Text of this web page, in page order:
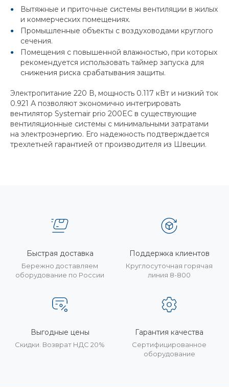
Вытяжные и приточные системы вентиляции в жилых
и коммерческих помещениях.
Промышленные объекты с воздуховодами круглого
сечения.
Помещения с повышенной влажностью, при которых
рекомендуется использовать таймер запуска для
снижения риска срабатывания защиты.
Электропитание 220 В, мощность 0.117 кВт и низкий ток
0.921 А позволяют экономично интегрировать
вентилятор Systemair prio 200EC в существующие
вентиляционные системы с минимальными затратами
на электроэнергию. Его надежность подтверждается
трехлетней гарантией от производителя из Швеции.
Быстрая доставка
Бережно доставляем
оборудование по России
Поддержка клиентов
Круглосуточная горячая
линия 8-800
Выгодные цены
Скидки. Возврат НДС 20%
Гарантия качества
Сертифицированное
оборудование